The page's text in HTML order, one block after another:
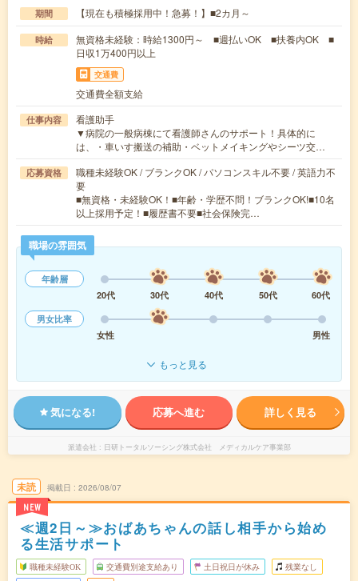
期間 【現在も積極採用中！急募！】■2カ月～
時給
無資格未経験：時給1300円～ ■週払いOK ■扶養内OK ■
日収1万400円以上
交通費
交通費全額支給
仕事内容
看護助手
▼病院の一般病棟にて看護師さんのサポート！具体的に
は、・車いす搬送の補助・ベットメイキングやシーツ交…
応募資格
職種未経験OK / ブランクOK / パソコンスキル不要 / 英語力不
要
■無資格・未経験OK！■年齢・学歴不問！ブランクOK!■10名
以上採用予定！■履歴書不要■社会保険完…
職場の雰囲気
年齢層
20代
30代 40代 50代
60代
男女比率
女性
男性
もっと見る
気になる! 応募へ進む 詳しく見る
派遣会社 日研トータルソーシング株式会社 メディカルケア事業部
未読
NEW
掲載日 2026/08/07
≪週2日～≫おばあちゃんの話し相手から始め
る生活サポート
職種未経験OK 交通費別途支給あり 土日祝日が休み 残業なし